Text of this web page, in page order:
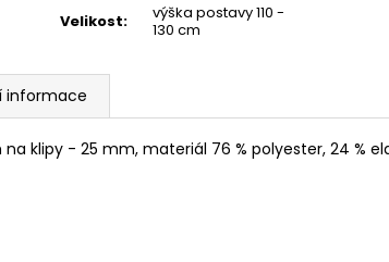
Velikost:
výška postavy 110 -
130 cm
informace
klipy - 25 mm, materiál 76 % polyester, 24 %